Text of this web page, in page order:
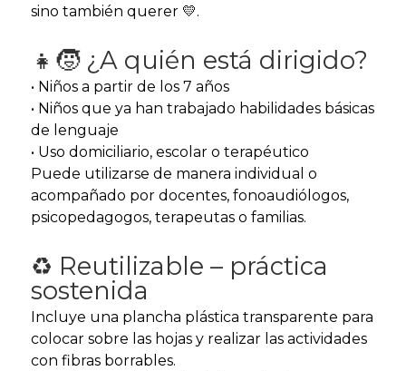
sino también querer 💛.
👧🧒 ¿A quién está dirigido?
• Niños a partir de los 7 años
• Niños que ya han trabajado habilidades básicas
de lenguaje
• Uso domiciliario, escolar o terapéutico
Puede utilizarse de manera individual o
acompañado por docentes, fonoaudiólogos,
psicopedagogos, terapeutas o familias.
♻️ Reutilizable – práctica
sostenida
Incluye una plancha plástica transparente para
colocar sobre las hojas y realizar las actividades
con fibras borrables.